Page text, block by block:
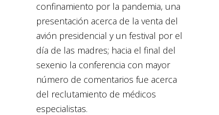
confinamiento por la pandemia, una
presentación acerca de la venta del
avión presidencial y un festival por el
día de las madres; hacia el final del
sexenio la conferencia con mayor
número de comentarios fue acerca
del reclutamiento de médicos
especialistas.